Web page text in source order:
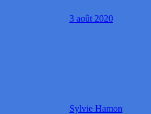
3 août 2020
Sylvie Hamon